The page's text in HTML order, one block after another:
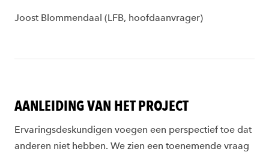
Joost Blommendaal (LFB, hoofdaanvrager)
AANLEIDING VAN HET PROJECT
Ervaringsdeskundigen voegen een perspectief toe dat
anderen niet hebben. We zien een toenemende vraag